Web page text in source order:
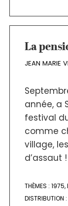
La
JEAN MARIE
année, a
festival
comme
village,
d’assaut
THÈMES : 1975,
DISTRIBUTION :